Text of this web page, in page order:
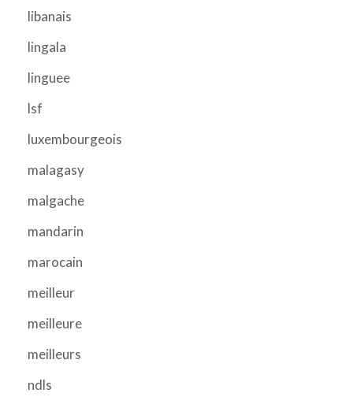
libanais
lingala
linguee
lsf
luxembourgeois
malagasy
malgache
mandarin
marocain
meilleur
meilleure
meilleurs
ndls